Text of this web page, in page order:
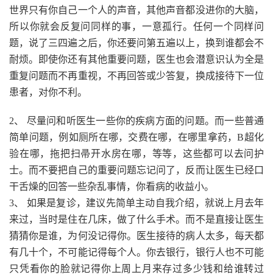
世界只有你自己一个人的声音，其他声音都没进你的大脑，
所以你就会反复问同样的事，一意孤行。任何一个同样问
题，说了三四遍之后，你还要问第五遍以上，换到谁都会不
耐烦。即使你还有其他重要问题，医生也会潜意识认为全是
重复问题而不再重视，不再回答或少答复，换成接待下一位
患者，对你不利。
2、 尽量问和听医生一些你的疾病方面的问题。而一些普通
简单问题，例如厕所在哪，交费在哪，在哪里拿药，B超化
验在哪，拖把扫帚开水房在哪，等等，这些都可以去问护
士。而不要把自己的重要问题忘记问了，反而让医生已经口
干舌燥的回答一些杂乱事情，你看病的收益小。
3、 如果是复诊，建议先简单主动自我介绍，就说上月去年
来过，当时是住在几床，做了什么手术。而不是直接让医生
猜猜你是谁，为何没记得你。医生接待的病人太多，每天都
有几十个，不可能记得每个人。你去银行，银行人也不可能
只凭看你的脸就记得你上周上月来存过多少钱和给谁转过